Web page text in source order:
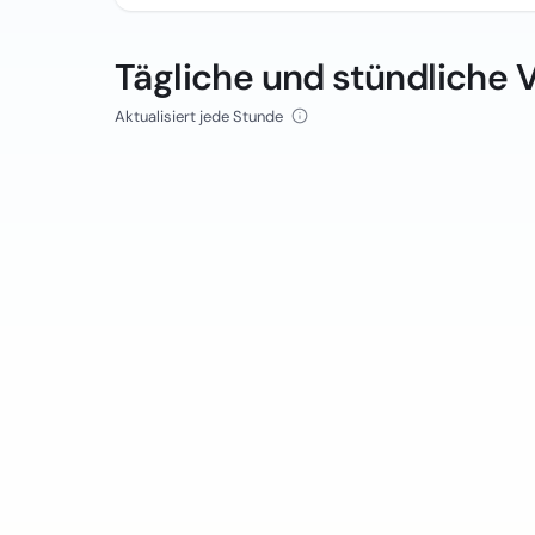
Tägliche und stündliche
Aktualisiert jede Stunde